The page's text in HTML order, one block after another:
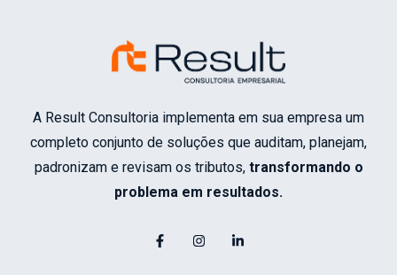
A Result Consultoria implementa em sua empresa um
completo conjunto de soluções que auditam, planejam,
padronizam e revisam os tributos, transformando o
problema em resultados.